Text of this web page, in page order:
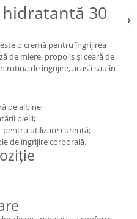
30
o cremă pentru îngrijirea
de miere, propolis și ceară de
rutina de îngrijire, acasă sau în
de albine;
pielii;
pentru utilizare curentă;
de îngrijire corporală.